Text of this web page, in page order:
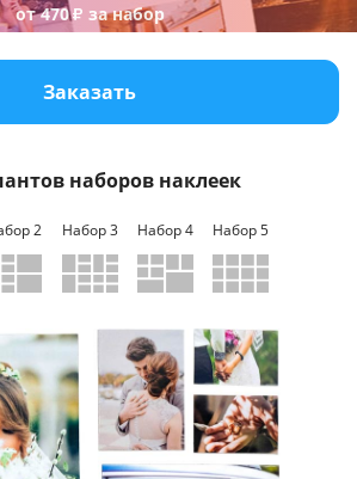
Заказать
от 470₽ за набор
наборов наклеек
2 Набор 3 Набор 4 Набор 5